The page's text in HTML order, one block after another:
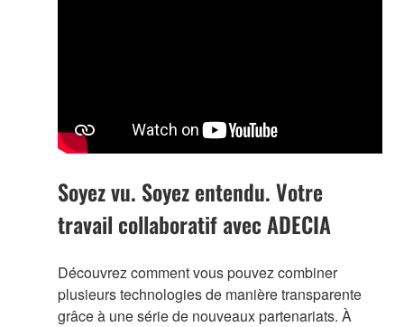
Soyez vu. Soyez entendu. Votre
travail collaboratif avec ADECIA
Découvrez comment vous pouvez combiner
plusieurs technologies de manière transparente
grâce à une série de nouveaux partenariats. À